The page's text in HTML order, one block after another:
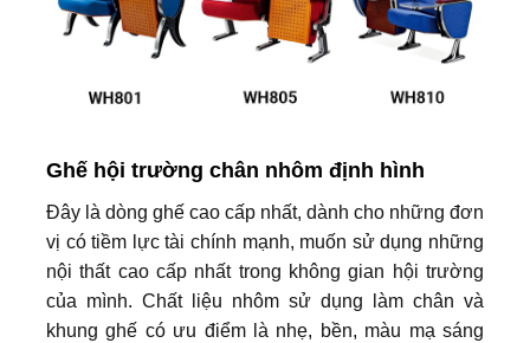
Ghế hội trường chân nhôm định hình
Đây là dòng ghế cao cấp nhất, dành cho những đơn
vị có tiềm lực tài chính mạnh, muốn sử dụng những
nội thất cao cấp nhất trong không gian hội trường
của mình. Chất liệu nhôm sử dụng làm chân và
khung ghế có ưu điểm là nhẹ, bền, màu mạ sáng